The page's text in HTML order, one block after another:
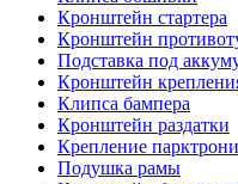
Кронштейн стартера
Кронштейн
Подставка под
Кронштейн
Клипса бампера
Кронштейн раздатки
Крепление
Подушка рамы